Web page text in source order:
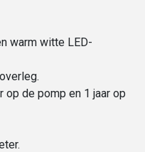
warm witte LED-
op de pomp en 1 jaar op